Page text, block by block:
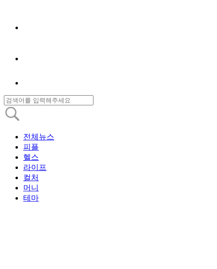
전체뉴스
피플
헬스
라이프
컬처
머니
테마